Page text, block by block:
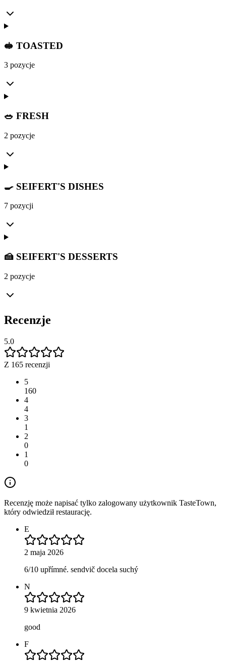
🥪 TOASTED
3 pozycje
🥗 FRESH
2 pozycje
🍳 SEIFERT'S DISHES
7 pozycji
🍰 SEIFERT'S DESSERTS
2 pozycje
Recenzje
5.0
Z 165 recenzji
5
160
4
4
3
1
2
0
1
0
Recenzję może napisać tylko zalogowany użytkownik TasteTown,
który odwiedził restaurację.
E
2 maja 2026
6/10 upřímné. sendvič docela suchý
N
9 kwietnia 2026
good
F